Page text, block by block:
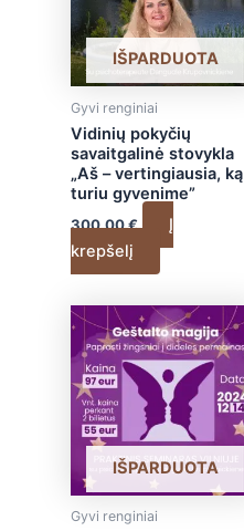
IŠPARDUOTA
Gyvi renginiai
Vidinių pokyčių
savaitgalinė stovykla
„Aš – vertingiausia, ką
turiu gyvenime”
300,00€
Į
krepšelį
IŠPARDUOTA
Gyvi renginiai